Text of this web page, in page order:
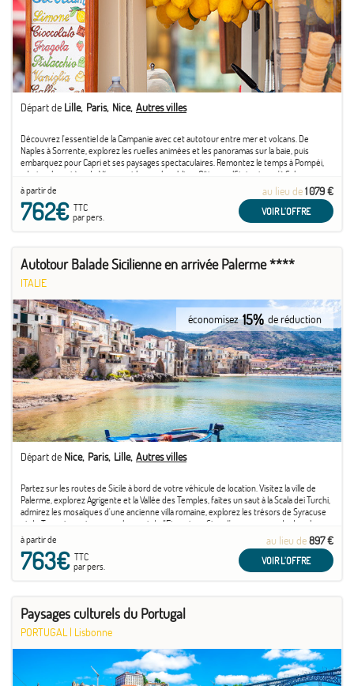
Départ de Lille Paris Nice Autres villes
Découvrez l'essentiel de la Campanie avec cet autotour entre mer et volcans. De
Naples à Sorrente, explorez les ruelles animées et les panoramas sur la baie, puis
embarquez pour Capri et ses paysages spectaculaires. Remontez le temps à Pompéi,
admirez le cratère du Vésuve et longez la sublime Côte amalfitaine jusqu'à Salerne.
Terminez par les ...
à partir de
762€TTC
par pers.
au lieu de1 079 €
VOIR L'OFFRE
Autotour Balade Sicilienne en arrivée Palerme ****
ITALIE
économisez 15% de réduction
Départ de Nice Paris Lille Autres villes
Partez sur les routes de Sicile à bord de votre véhicule de location. Visitez la ville de
Palerme, explorez Agrigente et la Vallée des Temples, faites un saut à la Scala dei Turchi,
admirez les mosaïques d'une ancienne villa romaine, explorez les trésors de Syracuse
et de Taormine, grimpez sur le mont de l'Etna et profitez d'une promenade dans le ...
à partir de
763€TTC
par pers.
au lieu de897 €
VOIR L'OFFRE
Paysages culturels du Portugal
PORTUGAL | Lisbonne